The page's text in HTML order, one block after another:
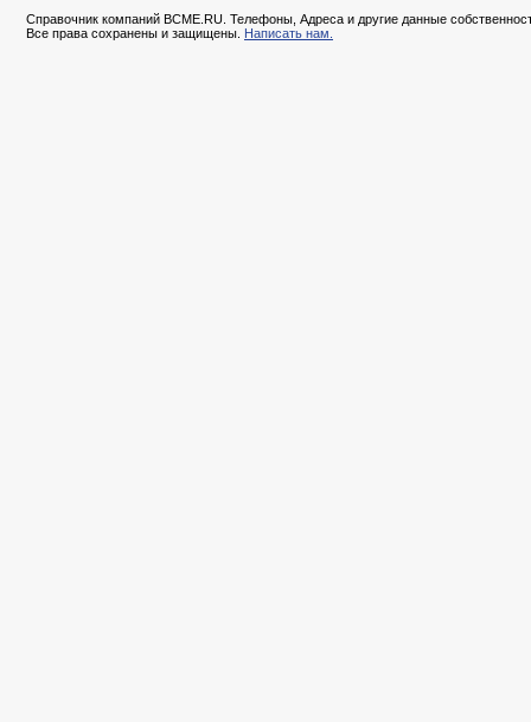
Справочник компаний BCME.RU. Телефоны, Адреса и другие данные
Все права сохранены и защищены. Написать нам.